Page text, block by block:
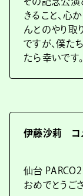
きること、心
んとのやり取
ですが、僕た
たら幸いです。
伊藤沙莉 コ
仙台
おめでとうご